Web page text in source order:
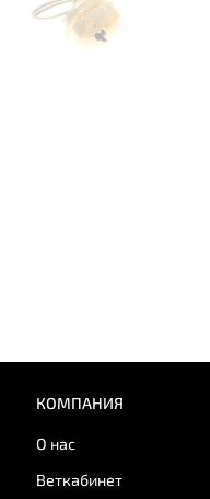
КОМПАНИЯ
О нас
Веткабинет